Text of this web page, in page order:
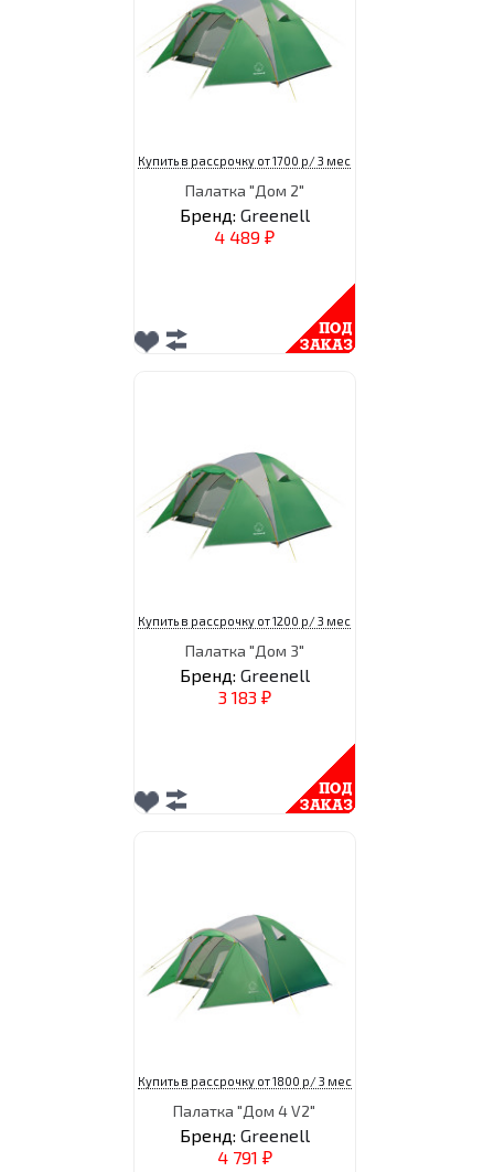
Купить в рассрочку от 1700 р/ 3 мес
Палатка "Дом 2"
Бренд: Greenell
4 489 ₽
Купить в рассрочку от 1200 р/ 3 мес
Палатка "Дом 3"
Бренд: Greenell
3 183 ₽
Купить в рассрочку от 1800 р/ 3 мес
Палатка "Дом 4 V2"
Бренд: Greenell
4 791 ₽